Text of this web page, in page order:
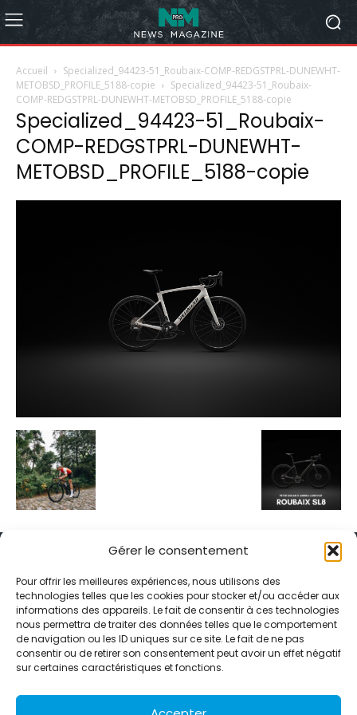
Gérer le consentement
Pour offrir les meilleures expériences, nous utilisons des
technologies telles que les cookies pour stocker et/ou accéder aux
informations des appareils. Le fait de consentir à ces technologies
nous permettra de traiter des données telles que le comportement
de navigation ou les ID uniques sur ce site. Le fait de ne pas
consentir ou de retirer son consentement peut avoir un effet négatif
sur certaines caractéristiques et fonctions.
Accueil
Specialized_94423-51_Roubaix-COMP-REDGSTPRL-DUNEWHT-
METOBSD_PROFILE_5188-copie
Specialized_94423-51_Roubaix-
COMP-REDGSTPRL-DUNEWHT-METOBSD_PROFILE_5188-copie
Specialized_94423-51_Roubaix-
COMP-REDGSTPRL-DUNEWHT-
METOBSD_PROFILE_5188-copie
Alternative Média est une agence de relations presse et de
relations publiques basée à Grenoble. Depuis 1995, elle conçoit et
pilote des stratégies de visibilité en France et à l’international
grâce à un réseau d’agences partenaires.